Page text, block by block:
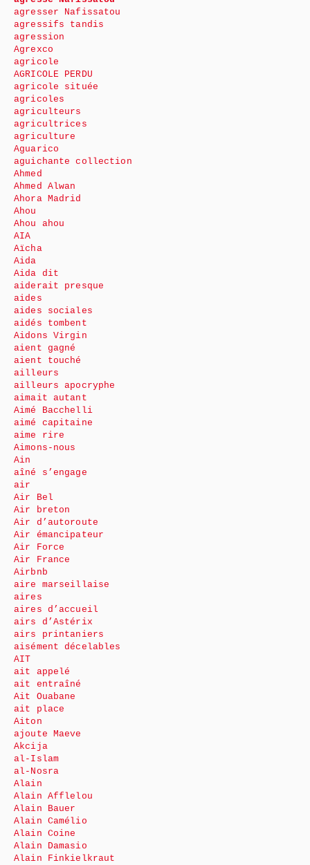
agresser Nafissatou
agressifs tandis
agression
Agrexco
agricole
AGRICOLE PERDU
agricole située
agricoles
agriculteurs
agricultrices
agriculture
Aguarico
aguichante collection
Ahmed
Ahmed Alwan
Ahora Madrid
Ahou
Ahou ahou
AIA
Aïcha
Aida
Aida dit
aiderait presque
aides
aides sociales
aidés tombent
Aidons Virgin
aient gagné
aient touché
ailleurs
ailleurs apocryphe
aimait autant
Aimé Bacchelli
aimé capitaine
aime rire
Aimons-nous
Ain
aîné s’engage
air
Air Bel
Air breton
Air d’autoroute
Air émancipateur
Air Force
Air France
Airbnb
aire marseillaise
aires
aires d’accueil
airs d’Astérix
airs printaniers
aisément décelables
AIT
ait appelé
ait entraîné
Ait Ouabane
ait place
Aiton
ajoute Maeve
Akcija
al-Islam
al-Nosra
Alain
Alain Afflelou
Alain Bauer
Alain Camélio
Alain Coine
Alain Damasio
Alain Finkielkraut